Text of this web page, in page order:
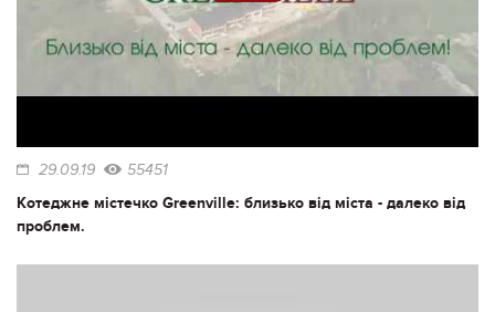
29.09.19 55451
Котеджне містечко Greenville: близько від міста - далеко від
проблем.